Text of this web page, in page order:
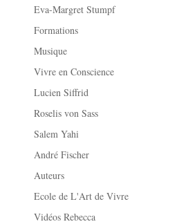
Eva-Margret Stumpf
Formations
Musique
Vivre en Conscience
Lucien Siffrid
Roselis von Sass
Salem Yahi
André Fischer
Auteurs
Ecole de L'Art de Vivre
Vidéos Rebecca